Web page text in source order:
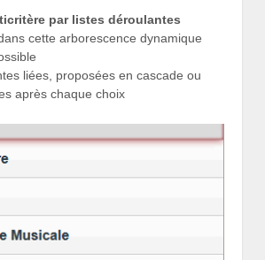
par listes déroulantes
cette arborescence dynamique
liées, proposées en cascade ou
après chaque choix